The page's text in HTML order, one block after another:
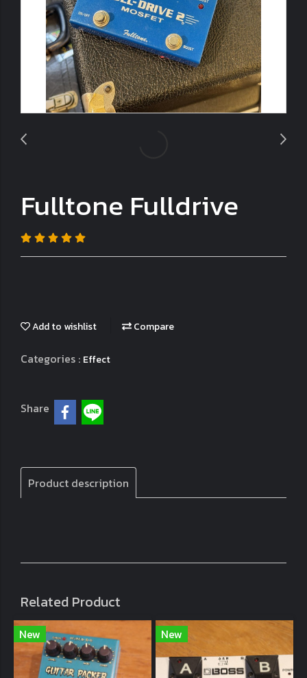
Fulltone Fulldrive
Add to wishlist Compare
Categories : Effect
Share
Product description
Related Product
New New